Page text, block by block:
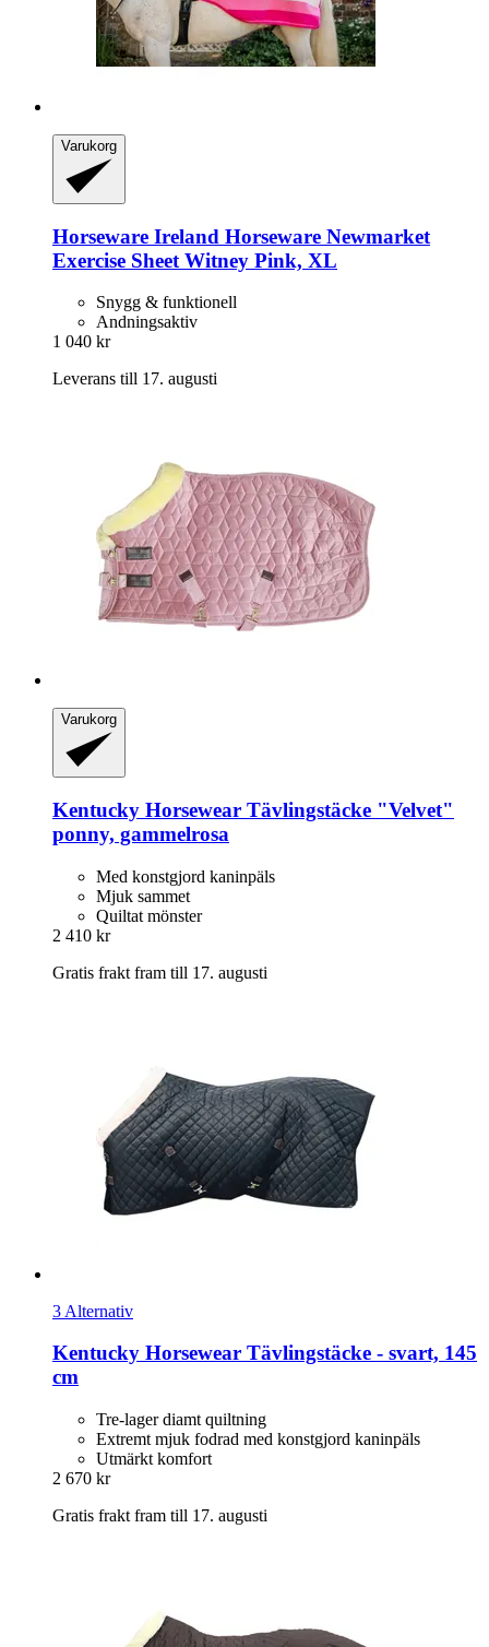
Varukorg
Horseware Ireland Horseware Newmarket
Exercise Sheet Witney Pink, XL
Snygg & funktionell
Andningsaktiv
1 040 kr
Leverans till 17. augusti
Varukorg
Kentucky Horsewear Tävlingstäcke "Velvet"
ponny, gammelrosa
Med konstgjord kaninpäls
Mjuk sammet
Quiltat mönster
2 410 kr
Gratis frakt fram till 17. augusti
3 Alternativ
Kentucky Horsewear Tävlingstäcke -​ svart, 145
cm
Tre-lager diamt quiltning
Extremt mjuk fodrad med konstgjord kaninpäls
Utmärkt komfort
2 670 kr
Gratis frakt fram till 17. augusti